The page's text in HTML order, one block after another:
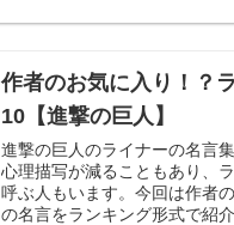
作者のお気に入り！？
10【進撃の巨人】
進撃の巨人のライナーの名言
心理描写が減ることもあり、
呼ぶ人もいます。今回は作者
の名言をランキング形式で紹